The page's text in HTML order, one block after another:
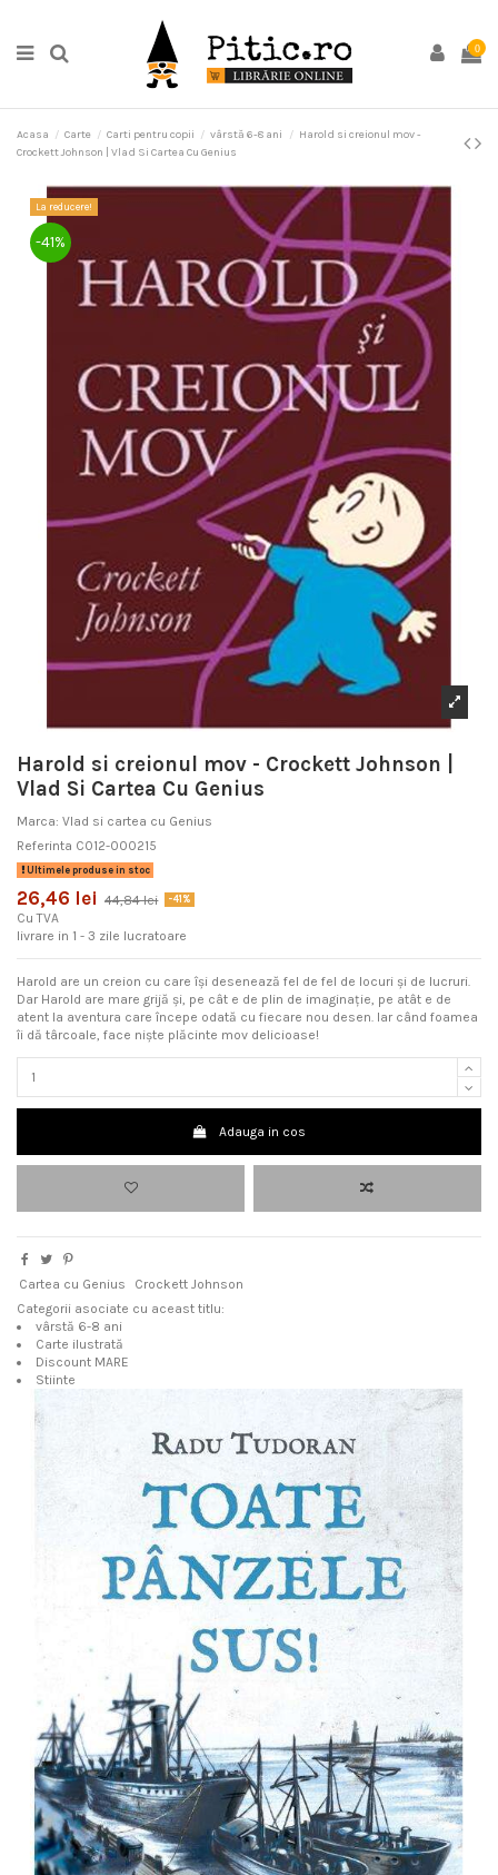
0
Acasa Carte Carti pentru copii vârstă 6-8 ani
Harold si creionul mov -
Crockett Johnson | Vlad Si Cartea Cu Genius
La reducere!
-41%
Harold si creionul mov - Crockett Johnson |
Vlad Si Cartea Cu Genius
Marca: Vlad si cartea cu Genius
Referinta C012-000215
Ultimele produse in stoc
26,46 lei 44,84 lei -41%
Cu TVA
livrare in 1 - 3 zile lucratoare
Harold are un creion cu care îşi desenează fel de fel de locuri şi de lucruri.
Dar Harold are mare grijă şi, pe cât e de plin de imaginaţie, pe atât e de
atent la aventura care începe odată cu fiecare nou desen. Iar când foamea
îi dă târcoale, face nişte plăcinte mov delicioase!
Adauga in cos
Cartea cu Genius
Crockett Johnson
Categorii asociate cu aceast titlu:
vârstă 6-8 ani
Carte ilustrată
Discount MARE
Stiinte